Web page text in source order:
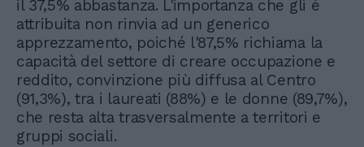
il 37,5% abbastanza. L'importanza che gli è
attribuita non rinvia ad un generico
apprezzamento, poiché l'87,5% richiama la
capacità del settore di creare occupazione e
reddito, convinzione più diffusa al Centro
(91,3%), tra i laureati (88%) e le donne (89,7%),
che resta alta trasversalmente a territori e
gruppi sociali.